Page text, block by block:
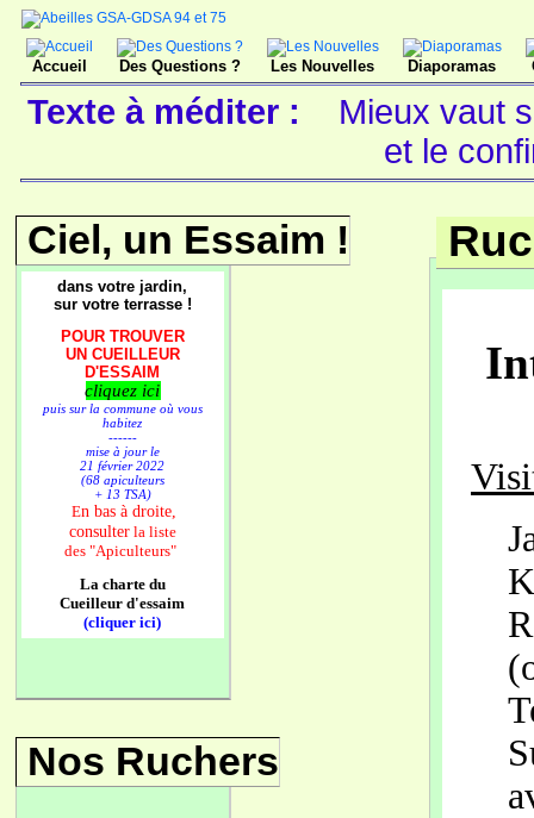
Accueil Des Questions ? Les Nouvelles Diaporamas
Texte à méditer :
Mieux vaut
et le
Ciel, un Essaim !
dans votre jardin,
sur votre terrasse !
POUR TROUVER
UN CUEILLEUR
D'ESSAIM
cliquez ici
puis sur la commune où vous
habitez
------
mise à jour le
21 février 2022
(68 apiculteurs
+ 13 TSA)
En bas à droite,
consulter la liste
des"Apiculteurs"
La charte du
Cueilleur d'essaim
(cliquer ici)
Nos Ruchers